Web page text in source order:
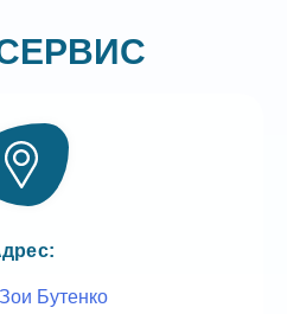
Бутенко